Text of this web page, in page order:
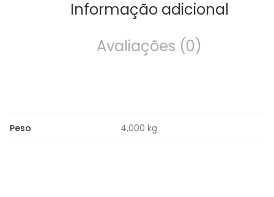
Informação adicional
Avaliações (0)
Peso 4,000 kg